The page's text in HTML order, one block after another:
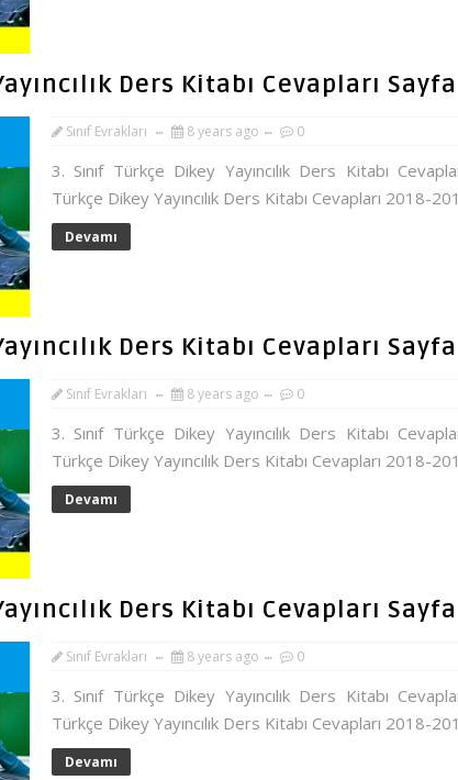
Ders Kitabı Cevapları
Sınıf Evrakları 8 years ago 0
3. Sınıf Türkçe Dikey Yayıncılık Ders Kitabı
Türkçe Dikey Yayıncılık Ders Kitabı Cevapları 2018-
Devamı
Ders Kitabı Cevapları
Sınıf Evrakları 8 years ago 0
3. Sınıf Türkçe Dikey Yayıncılık Ders Kitabı
Türkçe Dikey Yayıncılık Ders Kitabı Cevapları 2018-
Devamı
Ders Kitabı Cevapları
Sınıf Evrakları 8 years ago 0
3. Sınıf Türkçe Dikey Yayıncılık Ders Kitabı
Türkçe Dikey Yayıncılık Ders Kitabı Cevapları 2018-
Devamı